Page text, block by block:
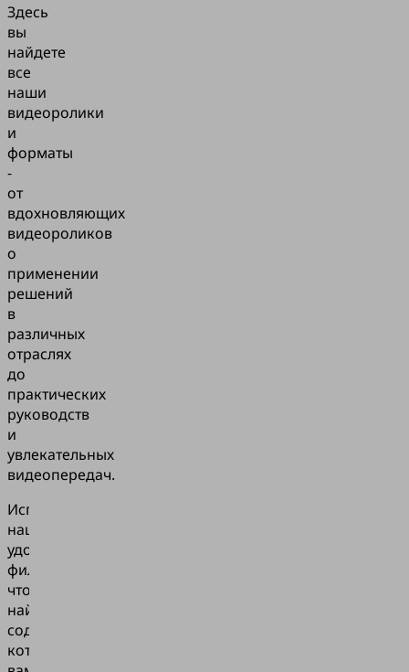
Здесь
вы
найдете
все
наши
видеоролики
и
форматы
-
от
вдохновляющих
видеороликов
о
применении
решений
в
различных
отраслях
до
практических
руководств
и
увлекательных
видеопередач.
Используйте
наши
удобные
фильтры,
чтобы
найти
содержание,
которое